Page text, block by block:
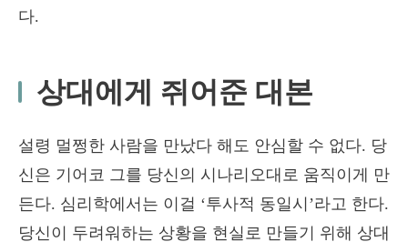
다.
상대에게 쥐어준 대본
설령 멀쩡한 사람을 만났다 해도 안심할 수 없다. 당
신은 기어코 그를 당신의 시나리오대로 움직이게 만
든다. 심리학에서는 이걸 ‘투사적 동일시’라고 한다.
당신이 두려워하는 상황을 현실로 만들기 위해 상대